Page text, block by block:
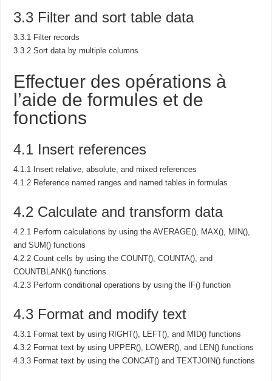
3.3 Filter and sort table data
3.3.1 Filter records
3.3.2 Sort data by multiple columns
Effectuer des opérations à
l’aide de formules et de
fonctions
4.1 Insert references
4.1.1 Insert relative, absolute, and mixed references
4.1.2 Reference named ranges and named tables in formulas
4.2 Calculate and transform data
4.2.1 Perform calculations by using the AVERAGE(), MAX(), MIN(),
and SUM() functions
4.2.2 Count cells by using the COUNT(), COUNTA(), and
COUNTBLANK() functions
4.2.3 Perform conditional operations by using the IF() function
4.3 Format and modify text
4.3.1 Format text by using RIGHT(), LEFT(), and MID() functions
4.3.2 Format text by using UPPER(), LOWER(), and LEN() functions
4.3.3 Format text by using the CONCAT() and TEXTJOIN() functions